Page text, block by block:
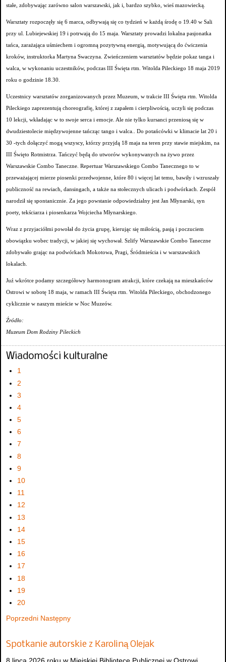
stałe, zdobywając zarówno salon warszawski, jak i, bardzo szybko, wieś mazowiecką.
Warsztaty rozpoczęły się 6 marca, odbywają się co tydzień w każdą środę o 19.40 w Sali
przy ul. Lubiejewskiej 19 i potrwają do 15 maja. Warsztaty prowadzi lokalna pasjonatka
tańca, zarażająca uśmiechem i ogromną pozytywną energią, motywującą do ćwiczenia
kroków, instruktorka Martyna Swaczyna. Zwieńczeniem warsztatów będzie pokaz tanga i
walca, w wykonaniu uczestników, podczas III Święta rtm. Witolda Pileckiego 18 maja 2019
roku o godzinie 18.30.
Uczestnicy warsztatów zorganizowanych przez Muzeum, w trakcie III Święta rtm. Witolda
Pileckiego zaprezentują choreografię, której z zapałem i cierpliwością, uczyli się podczas
10 lekcji, wkładając w to swoje serca i emocje. Ale nie tylko kursanci przeniosą się w
dwudziestolecie międzywojenne tańcząc tango i walca.. Do potańcówki w klimacie lat 20 i
30 -tych dołączyć mogą wszyscy, którzy przyjdą 18 maja na teren przy stawie miejskim, na
III Święto Rotmistrza. Tańczyć będą do utworów wykonywanych na żywo przez
Warszawskie Combo Taneczne. Repertuar Warszawskiego Combo Tanecznego to w
przeważającej mierze piosenki przedwojenne, które 80 i więcej lat temu, bawiły i wzruszały
publiczność na rewiach, dansingach, a także na stołecznych ulicach i podwórkach. Zespół
narodził się spontanicznie. Za jego powstanie odpowiedzialny jest Jan Młynarski, syn
poety, tekściarza i piosenkarza Wojciecha Młynarskiego.
Wraz z przyjaciółmi powołał do życia grupę, kierując się miłością, pasją i poczuciem
obowiązku wobec tradycji, w jakiej się wychował. Szlify Warszawskie Combo Taneczne
zdobywało grając na podwórkach Mokotowa, Pragi, Śródmieścia i w warszawskich
lokalach.
Juź wkrótce podamy szczegółowy harmonogram atrakcji, które czekają na mieszkańców
Ostrowi w sobotę 18 maja, w ramach III Święta rtm. Witolda Pileckiego, obchodzonego
cyklicznie w naszym mieście w Noc Muzeów.
Źródło:
Muzeum Dom Rodziny Pileckich
Wiadomości kulturalne
1
2
3
4
5
6
7
8
9
10
11
12
13
14
15
16
17
18
19
20
Poprzedni Następny
Spotkanie autorskie z Karoliną Olejak